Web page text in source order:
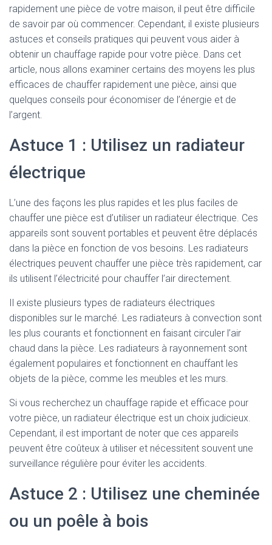
rapidement une pièce de votre maison, il peut être difficile
de savoir par où commencer. Cependant, il existe plusieurs
astuces et conseils pratiques qui peuvent vous aider à
obtenir un chauffage rapide pour votre pièce. Dans cet
article, nous allons examiner certains des moyens les plus
efficaces de chauffer rapidement une pièce, ainsi que
quelques conseils pour économiser de l’énergie et de
l’argent.
Astuce 1 : Utilisez un radiateur
électrique
L’une des façons les plus rapides et les plus faciles de
chauffer une pièce est d’utiliser un radiateur électrique. Ces
appareils sont souvent portables et peuvent être déplacés
dans la pièce en fonction de vos besoins. Les radiateurs
électriques peuvent chauffer une pièce très rapidement, car
ils utilisent l’électricité pour chauffer l’air directement.
Il existe plusieurs types de radiateurs électriques
disponibles sur le marché. Les radiateurs à convection sont
les plus courants et fonctionnent en faisant circuler l’air
chaud dans la pièce. Les radiateurs à rayonnement sont
également populaires et fonctionnent en chauffant les
objets de la pièce, comme les meubles et les murs.
Si vous recherchez un chauffage rapide et efficace pour
votre pièce, un radiateur électrique est un choix judicieux.
Cependant, il est important de noter que ces appareils
peuvent être coûteux à utiliser et nécessitent souvent une
surveillance régulière pour éviter les accidents.
Astuce 2 : Utilisez une cheminée
ou un poêle à bois